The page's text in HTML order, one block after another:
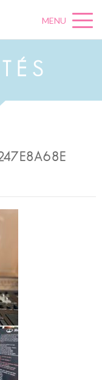
MENU
É S